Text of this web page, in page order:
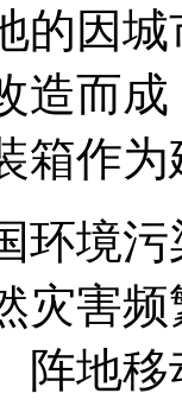
的因
造而
箱作为
环境
灾害
阵地